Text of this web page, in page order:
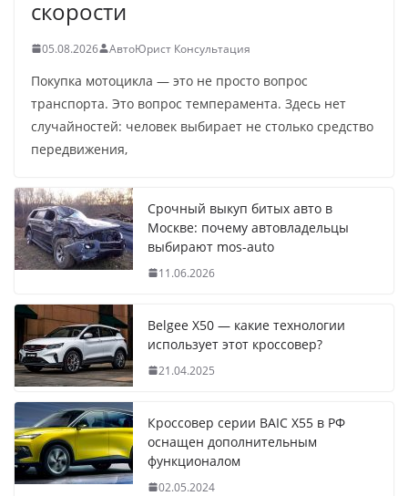
скорости
05.08.2026 АвтоЮрист Консультация
Покупка мотоцикла — это не просто вопрос
транспорта. Это вопрос темперамента. Здесь нет
случайностей: человек выбирает не столько средство
передвижения,
Срочный выкуп битых авто в
Москве: почему автовладельцы
выбирают mos-auto
11.06.2026
Belgee X50 — какие технологии
использует этот кроссовер?
21.04.2025
Кроссовер серии BAIC X55 в РФ
оснащен дополнительным
функционалом
02.05.2024